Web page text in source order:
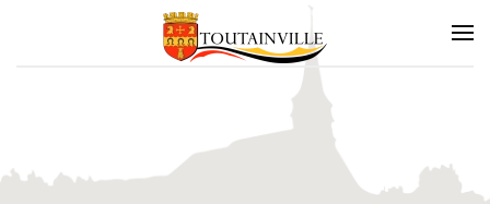
Skip to main content